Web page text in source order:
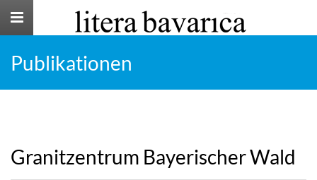
Toggle
Publikationen
Granitzentrum Bayerischer Wald